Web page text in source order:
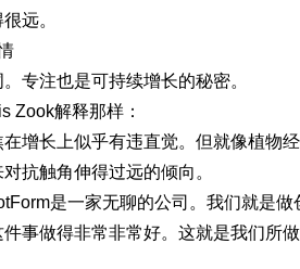
远。
专注也是可持续增长的秘密。
Zook解释那样：
增长上似乎有违直觉。但就像植物
抗触角伸得过远的倾向。
是一家无聊的公司。我们就是
件事做得非常非常好。这就是我们